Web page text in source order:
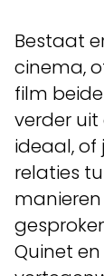
Bestaat
cinema,
film
verder uit
ideaal, of
relaties
Quinet en